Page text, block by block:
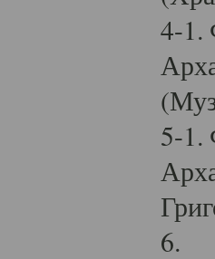
4-1.
5-1.
6.